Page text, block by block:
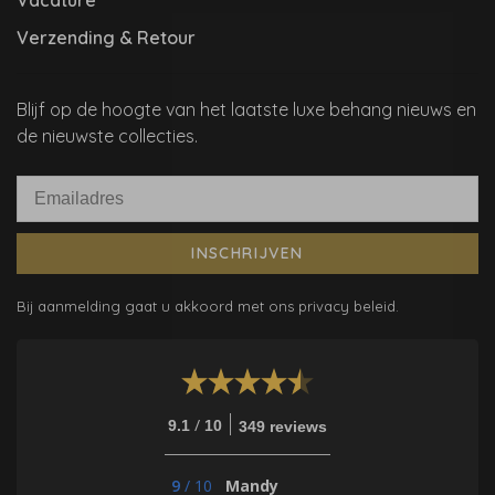
Verzending & Retour
Blijf op de hoogte van het laatste luxe behang nieuws en
de nieuwste collecties.
INSCHRIJVEN
Bij aanmelding gaat u akkoord met ons privacy beleid.
9.1 / 10 349 reviews
9 / 10 Mandy